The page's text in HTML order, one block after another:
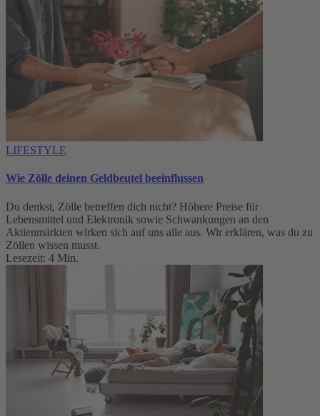
LIFESTYLE
Wie Zölle deinen Geldbeutel beeinflussen
Du denkst, Zölle betreffen dich nicht? Höhere Preise für
Lebensmittel und Elektronik sowie Schwankungen an den
Aktienmärkten wirken sich auf uns alle aus. Wir erklären, was du zu
Zöllen wissen musst.
Lesezeit: 4 Min.